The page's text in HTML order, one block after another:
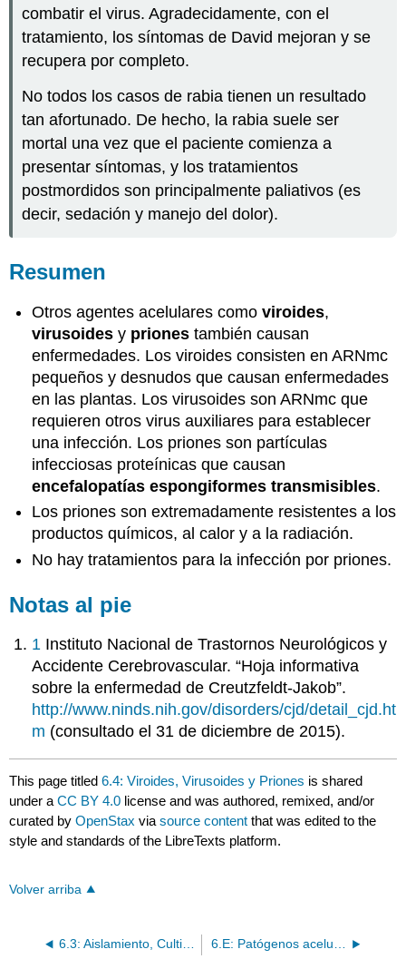
combatir el virus. Agradecidamente, con el
tratamiento, los síntomas de David mejoran y se
recupera por completo.
No todos los casos de rabia tienen un resultado
tan afortunado. De hecho, la rabia suele ser
mortal una vez que el paciente comienza a
presentar síntomas, y los tratamientos
postmordidos son principalmente paliativos (es
decir, sedación y manejo del dolor).
Resumen
Otros agentes acelulares comoviroides,
virusoides y priones también causan
enfermedades. Los viroides consisten en ARNmc
pequeños y desnudos que causan enfermedades
en las plantas. Los virusoides son ARNmc que
requieren otros virus auxiliares para establecer
una infección. Los priones son partículas
infecciosas proteínicas que causan
encefalopatías espongiformes transmisibles.
Los priones son extremadamente resistentes a los
productos químicos, al calor y a la radiación.
No hay tratamientos para la infección por priones.
Notas al pie
1 Instituto Nacional de Trastornos Neurológicos y
Accidente Cerebrovascular. “Hoja informativa
sobre la enfermedad de Creutzfeldt-Jakob”.
http://www.ninds.nih.gov/disorders/cjd/detail_cjd.ht
m (consultado el 31 de diciembre de 2015).
This page titled6.4: Viroides, Virusoides y Priones is shared
under aCC BY 4.0 license and was authored, remixed, and/or
curated byOpenStax viasource content that was edited to the
style and standards of the LibreTexts platform.
Volver arriba
6.3: Aislamiento, Cultivo e Identificación de Virus